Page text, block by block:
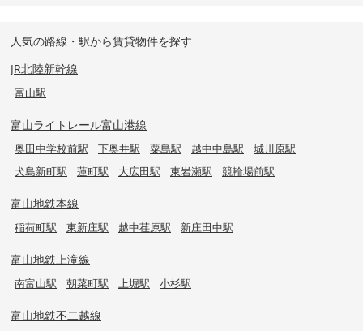
人気の路線・駅から賃貸物件を探す
JR北陸新幹線
富山駅
富山ライトレール富山港線
奥田中学校前駅 下奥井駅 粟島駅 越中中島駅
城川原駅
犬島新町駅
蓮町駅 大広田駅 東岩瀬駅 競輪場前駅
富山地鉄本線
稲荷町駅 東新庄駅 越中荏原駅 新庄田中駅
富山地鉄上滝線
南富山駅 朝菜町駅 上堀駅 小杉駅
富山地鉄不二越線